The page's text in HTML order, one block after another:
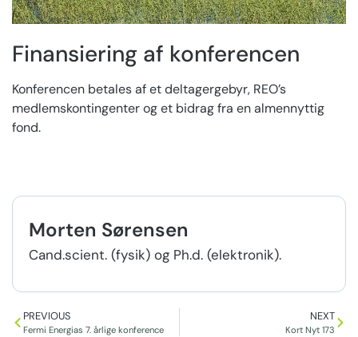
Finansiering af konferencen
Konferencen betales af et deltagergebyr, REO’s
medlemskontingenter og et bidrag fra en almennyttig
fond.
Morten Sørensen
Cand.scient. (fysik) og Ph.d. (elektronik).
PREVIOUS
Fermi Energias 7. årlige konference
NEXT
Kort Nyt 173